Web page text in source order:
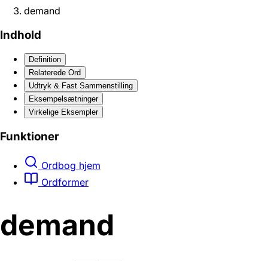
demand
Indhold
Definition
Relaterede Ord
Udtryk & Fast Sammenstilling
Eksempelsætninger
Virkelige Eksempler
Funktioner
Ordbog hjem
Ordformer
demand